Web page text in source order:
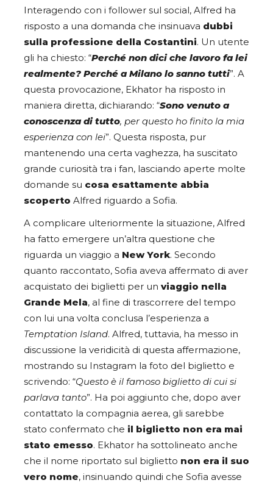
Interagendo con i follower sul social, Alfred ha
risposto a una domanda che insinuava dubbi
sulla professione della Costantini. Un utente
gli ha chiesto: “Perché non dici che lavoro fa lei
realmente? Perché a Milano lo sanno tutti”. A
questa provocazione, Ekhator ha risposto in
maniera diretta, dichiarando: “Sono venuto a
conoscenza di tutto, per questo ho finito la mia
esperienza con lei”. Questa risposta, pur
mantenendo una certa vaghezza, ha suscitato
grande curiosità tra i fan, lasciando aperte molte
domande su cosa esattamente abbia
scoperto Alfred riguardo a Sofia.
A complicare ulteriormente la situazione, Alfred
ha fatto emergere un’altra questione che
riguarda un viaggio a New York. Secondo
quanto raccontato, Sofia aveva affermato di aver
acquistato dei biglietti per un viaggio nella
Grande Mela, al fine di trascorrere del tempo
con lui una volta conclusa l’esperienza a
Temptation Island. Alfred, tuttavia, ha messo in
discussione la veridicità di questa affermazione,
mostrando su Instagram la foto del biglietto e
scrivendo: “Questo è il famoso biglietto di cui si
parlava tanto”. Ha poi aggiunto che, dopo aver
contattato la compagnia aerea, gli sarebbe
stato confermato che il biglietto non era mai
stato emesso. Ekhator ha sottolineato anche
che il nome riportato sul biglietto non era il suo
vero nome, insinuando quindi che Sofia avesse